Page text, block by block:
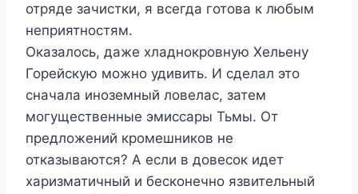
отряде зачистки, я всегда готова к любым
неприятностям.
Оказалось, даже хладнокровную Хельену
Горейскую можно удивить. И сделал это
сначала иноземный ловелас, затем
могущественные эмиссары Тьмы. От
предложений кромешников не
отказываются? А если в довесок идет
харизматичный и бесконечно язвительный